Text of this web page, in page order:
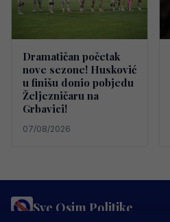
Dramatičan početak
nove sezone! Husković
u finišu donio pobjedu
Željezničaru na
Grbavici!
07/08/2026
Sve Osim Politike